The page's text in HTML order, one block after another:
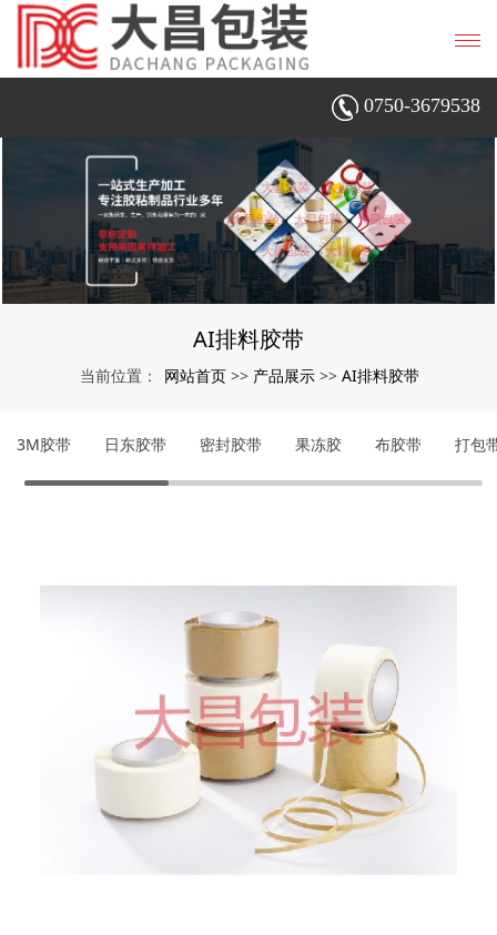
0750-3679538
AI排料胶带
当前位置： 网站首页 >> 产品展示 >> AI排料胶带
3M胶带 日东胶带 密封胶带 果冻胶 布胶带 打包